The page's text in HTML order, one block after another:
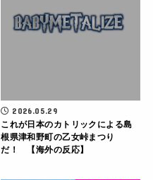
2026.05.29
これが日本のカトリックによる島
根県津和野町の乙女峠まつり
だ！ 【海外の反応】